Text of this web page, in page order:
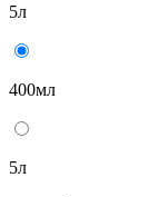
5л
400мл
5л